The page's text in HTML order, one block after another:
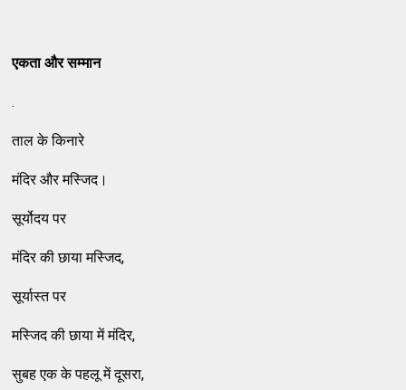
एकता और सम्मान
.
ताल के किनारे
मंदिर और मस्जिद।
सूर्योदय पर
मंदिर की छाया मस्जिद,
सूर्यास्त पर
मस्जिद की छाया में मंदिर,
सुबह एक के पहलू में दूसरा,